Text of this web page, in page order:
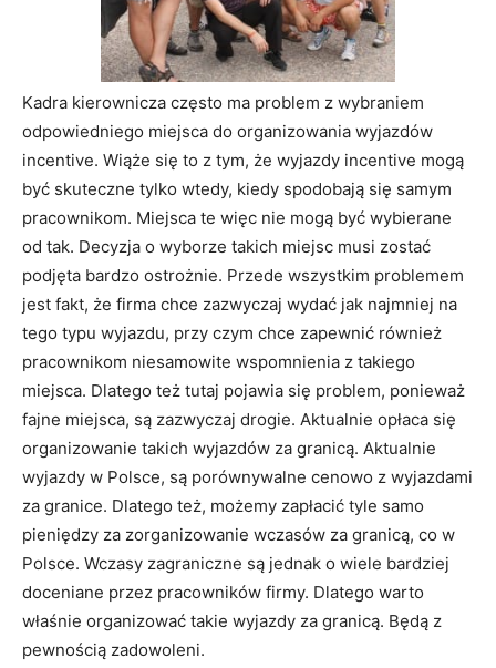
Kadra kierownicza często ma problem z wybraniem
odpowiedniego miejsca do organizowania wyjazdów
incentive. Wiąże się to z tym, że wyjazdy incentive mogą
być skuteczne tylko wtedy, kiedy spodobają się samym
pracownikom. Miejsca te więc nie mogą być wybierane
od tak. Decyzja o wyborze takich miejsc musi zostać
podjęta bardzo ostrożnie. Przede wszystkim problemem
jest fakt, że firma chce zazwyczaj wydać jak najmniej na
tego typu wyjazdu, przy czym chce zapewnić również
pracownikom niesamowite wspomnienia z takiego
miejsca. Dlatego też tutaj pojawia się problem, ponieważ
fajne miejsca, są zazwyczaj drogie. Aktualnie opłaca się
organizowanie takich wyjazdów za granicą. Aktualnie
wyjazdy w Polsce, są porównywalne cenowo z wyjazdami
za granice. Dlatego też, możemy zapłacić tyle samo
pieniędzy za zorganizowanie wczasów za granicą, co w
Polsce. Wczasy zagraniczne są jednak o wiele bardziej
doceniane przez pracowników firmy. Dlatego warto
właśnie organizować takie wyjazdy za granicą. Będą z
pewnością zadowoleni.